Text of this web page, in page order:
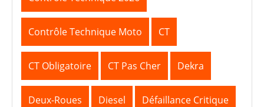
Contrôle Technique Moto CT
CT Obligatoire CT Pas Cher Dekra
Deux-Roues Diesel Défaillance Critique